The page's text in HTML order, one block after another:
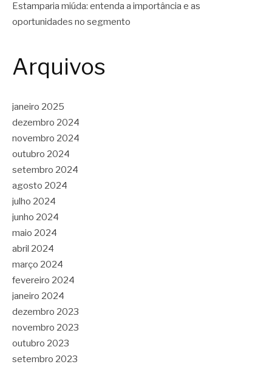
Estamparia miúda: entenda a importância e as
oportunidades no segmento
Arquivos
janeiro 2025
dezembro 2024
novembro 2024
outubro 2024
setembro 2024
agosto 2024
julho 2024
junho 2024
maio 2024
abril 2024
março 2024
fevereiro 2024
janeiro 2024
dezembro 2023
novembro 2023
outubro 2023
setembro 2023